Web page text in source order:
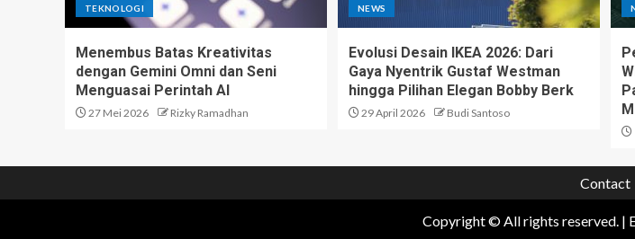
TEKNOLOGI
Menembus Batas Kreativitas
dengan Gemini Omni dan Seni
Menguasai Perintah AI
27 Mei 2026 Rizky Ramadhan
NEWS
Evolusi Desain IKEA 2026: Dari
Gaya Nyentrik Gustaf Westman
hingga Pilihan Elegan Bobby Berk
29 April 2026 Budi Santoso
Contact
Copyright © All rights reserved. |